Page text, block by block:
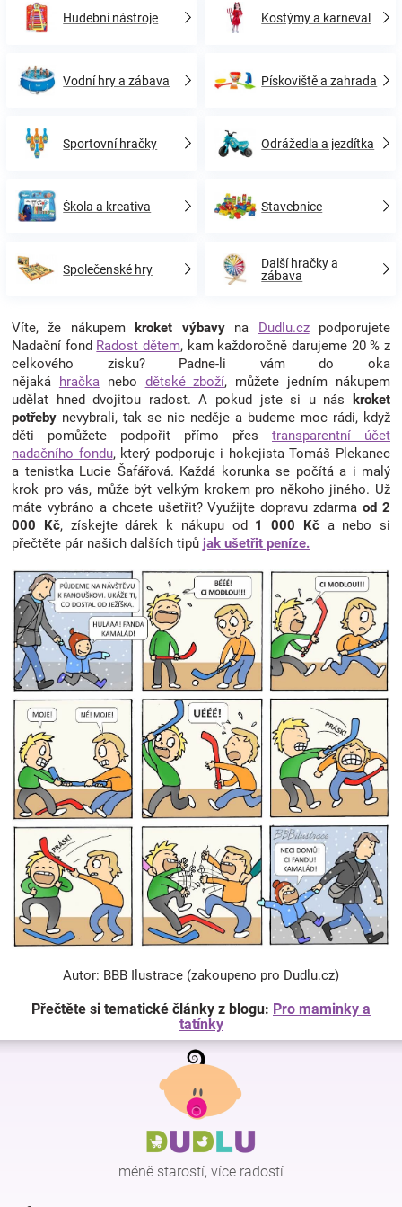
Značky
Blog
Přihlášení
Hudební nástroje Kostýmy a karneval
Vodní hry a zábava Pískoviště a zahrada
Sportovní hračky Odrážedla a jezdítka
Škola a kreativa Stavebnice
Společenské hry
Další hračky a
zábava
Víte, že nákupem kroket výbavy na Dudlu.czpodporujete
Nadační fond Radost dětem, kam každoročně darujeme 20 % z
celkového zisku? Padne-li vám do oka
nějaká hračkanebo dětské zboží, můžete jedním nákupem
udělat hned dvojitou radost. A pokud jste si u nás
kroket
potřeby nevybrali, tak se nic neděje a budeme moc rádi, když
děti pomůžete podpořit přímo přes transparentní účet
nadačního fondu, který podporuje i hokejista Tomáš Plekanec
a tenistka Lucie Šafářová. Každá korunka se počítá a i malý
krok pro vás, může být velkým krokem pro někoho jiného. Už
máte vybráno a chcete ušetřit? Využijte dopravu zdarmaod 2
000 Kč, získejte dárek k nákupu od 1 000 Kča nebo si
přečtěte pár našich dalších tipů jak ušetřit peníze.
Autor: BBB Ilustrace (zakoupeno pro Dudlu.cz)
Přečtěte si tematické články z blogu: Pro maminky a
tatínky
Z
méně starostí, více radostí